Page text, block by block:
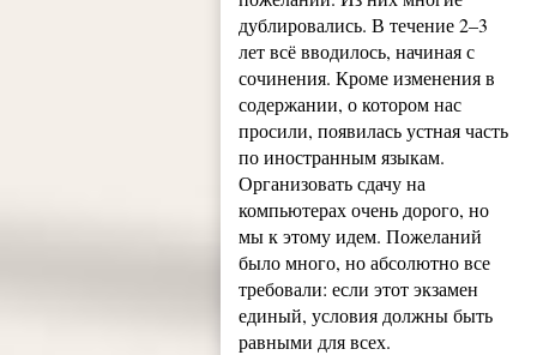
дублировались. В течение 2–3
лет всё вводилось, начиная с
сочинения. Кроме изменения в
содержании, о котором нас
просили, появилась устная часть
по иностранным языкам.
Организовать сдачу на
компьютерах очень дорого, но
мы к этому идем. Пожеланий
было много, но абсолютно все
требовали: если этот экзамен
единый, условия должны быть
равными для всех.